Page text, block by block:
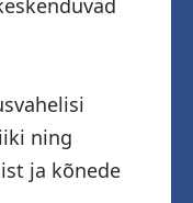
ning
ja kõnede